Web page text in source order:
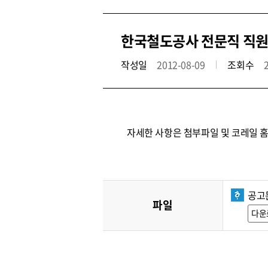
한국철도공사 전문직 직
작성일 2012-08-09 조회수
자세한 사항은 첨부파일 및 코레일
파일
공
다